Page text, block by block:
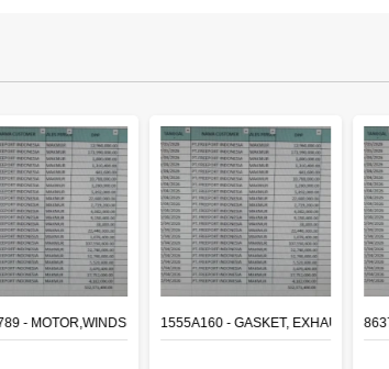
- MOTOR,WINDSHIELD WIPER1555A160 - GASKET, EXHAUST